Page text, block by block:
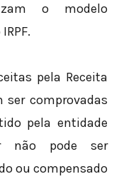
o modelo
pela Receita
ser comprovadas
pela entidade
não pode ser
ou compensado